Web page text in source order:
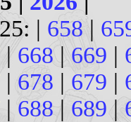
| 658|
|668 |669 |
| 678 | 679 |
| 688| 689 |